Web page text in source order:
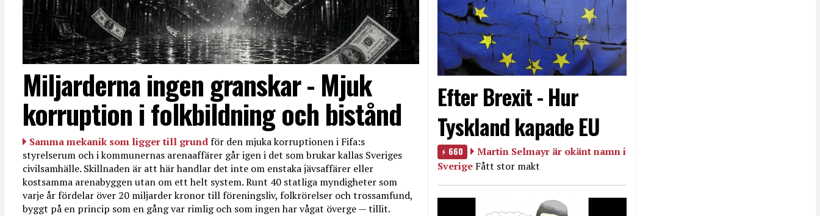
Miljarderna ingen granskar - Mjuk
korruption i folkbildning och bistånd
Samma mekanik som ligger till grundför den mjuka korruptionen i Fifa:s
styrelserum och i kommunernas arenaaffärer går igen i det som brukar kallas Sveriges
civilsamhälle. Skillnaden är att här handlar det inte om enstaka jävsaffärer eller
kostsamma arenabyggen utan om ett helt system. Runt 40 statliga myndigheter som
varje år fördelar över 20 miljarder kronor till föreningsliv, folkrörelser och trossamfund,
byggt på en princip som en gång var rimlig och som ingen har vågat överge — tillit.
Efter Brexit - Hur
Tyskland kapade EU
660
Martin Selmayr är okänt namn i
Sverige Fått stor makt